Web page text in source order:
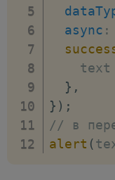
async :
    text
} ,
} ) ;
// в
alert (